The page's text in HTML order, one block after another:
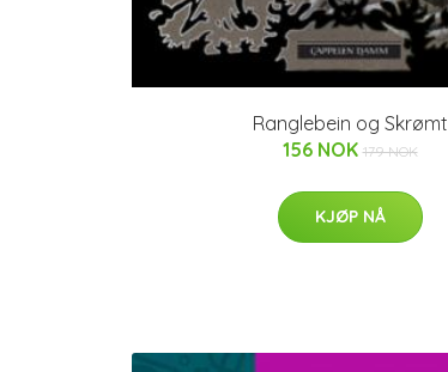
Ranglebein og Skrømt
156 NOK 179 NOK
KJØP NÅ